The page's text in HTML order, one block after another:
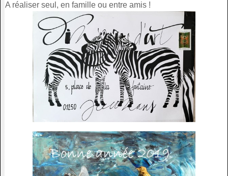
A réaliser seul, en famille ou entre amis !